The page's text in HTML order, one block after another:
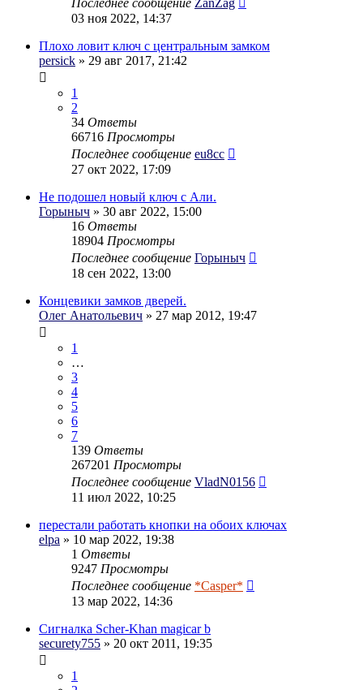
03 ноя 2022, 14:37
Плохо ловит ключ с центральным замком
persick » 29 авг 2017, 21:42
1
2
34 Ответы
66716 Просмотры
Последнее сообщение eu8cc
27 окт 2022, 17:09
Не подошел новый ключ с Али.
Горыныч » 30 авг 2022, 15:00
16 Ответы
18904 Просмотры
Последнее сообщение Горыныч
18 сен 2022, 13:00
Концевики замков дверей.
Олег Анатольевич » 27 мар 2012, 19:47
1
…
3
4
5
6
7
139 Ответы
267201 Просмотры
Последнее сообщение VladN0156
11 июл 2022, 10:25
перестали работать кнопки на обоих ключах
elpa » 10 мар 2022, 19:38
1 Ответы
9247 Просмотры
Последнее сообщение *Casper*
13 мар 2022, 14:36
Сигналка Scher-Khan magicar b
securety755 » 20 окт 2011, 19:35
1